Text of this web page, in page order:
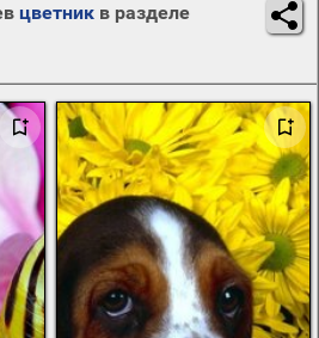
цветник в разделе